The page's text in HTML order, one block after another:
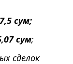
7,5 сум;
сум;
сделок